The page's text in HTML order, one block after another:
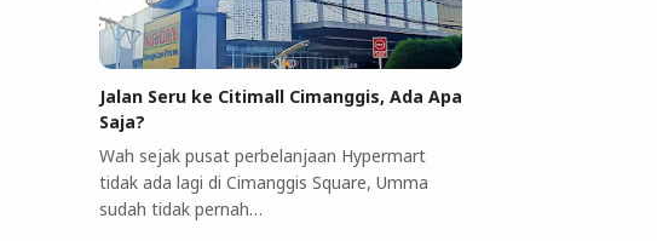
Jalan Seru ke Citimall Cimanggis, Ada Apa
Saja?
Wah sejak pusat perbelanjaan Hypermart
tidak ada lagi di Cimanggis Square, Umma
sudah tidak pernah…